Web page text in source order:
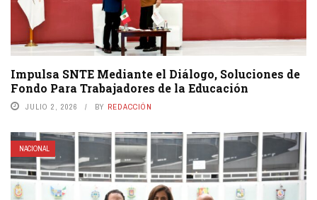
Impulsa SNTE Mediante el Diálogo, Soluciones de
Fondo Para Trabajadores de la Educación
JULIO 2, 2026 BY REDACCIÓN
NACIONAL